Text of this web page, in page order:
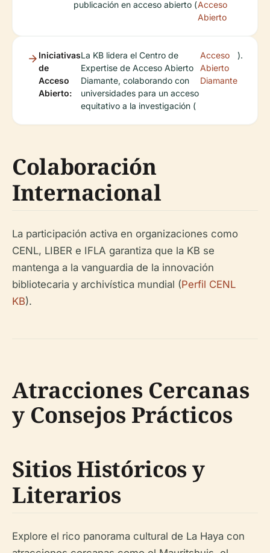
publicación en acceso abierto (Acceso
Abierto
Iniciativas
de
Acceso
Abierto:
La KB lidera el Centro de
Expertise de Acceso Abierto
Diamante, colaborando con
universidades para un acceso
equitativo a la investigación (
Acceso
Abierto
Diamante
).
Colaboración
Internacional
La participación activa en organizaciones como
CENL, LIBER e IFLA garantiza que la KB se
mantenga a la vanguardia de la innovación
bibliotecaria y archivística mundial (Perfil CENL
KB).
Atracciones Cercanas
y Consejos Prácticos
Sitios Históricos y
Literarios
Explore el rico panorama cultural de La Haya con